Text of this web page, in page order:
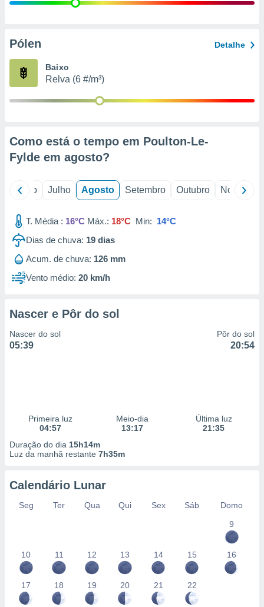
e
de
Pólen Detalhe
Baixo
Relva (6 #/m³)
Como está o tempo em Poulton-Le-
Fylde em agosto?
Junho Julho Agosto Setembro Outubro Novembro
T. Média : 16°C Máx.: 18°C Min: 14°C
Dias de chuva: 19 dias
Acum. de chuva: 126 mm
Vento médio: 20 km/h
Nascer e Pôr do sol
Nascer do sol
05:39
Pôr do sol
20:54
Primeira luz
04:57
Meio-dia
13:17
Última luz
21:35
Duração do dia 15h14m
Luz da manhã restante 7h35m
Calendário Lunar
Seg Ter Qua Qui Sex Sáb
Domo
9
10 11 12 13 14 15 16
17 18 19 20 21 22